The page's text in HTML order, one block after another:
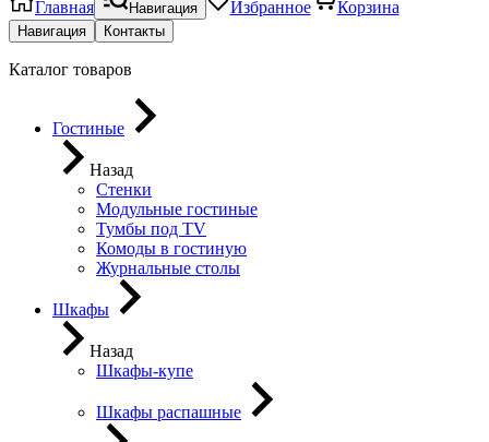
Главная Навигация Избранное Корзина
Навигация Контакты
Каталог товаров
Гостиные
Назад
Стенки
Модульные гостиные
Тумбы под ТV
Комоды в гостиную
Журнальные столы
Шкафы
Назад
Шкафы-купе
Шкафы распашные